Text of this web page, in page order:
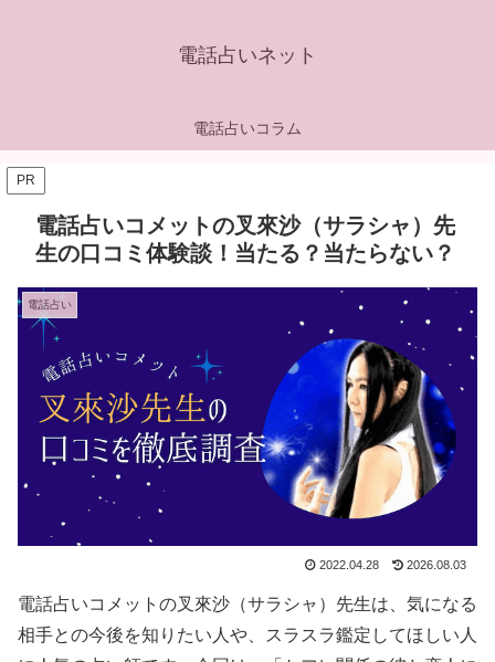
電話占いネット
電話占いコラム
PR
電話占いコメットの叉來沙（サラシャ）先
生の口コミ体験談！当たる？当たらない？
電話占い
2022.04.28 2026.08.03
電話占いコメットの叉來沙（サラシャ）先生は、気になる
相手との今後を知りたい人や、スラスラ鑑定してほしい人